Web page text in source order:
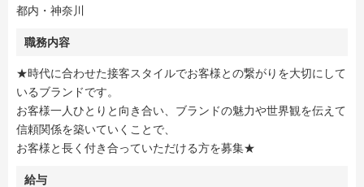
都内・神奈川
職務内容
★時代に合わせた接客スタイルでお客様との繋がりを大切にして
いるブランドです。
お客様一人ひとりと向き合い、ブランドの魅力や世界観を伝えて
信頼関係を築いていくことで、
お客様と長く付き合っていただける方を募集★
給与